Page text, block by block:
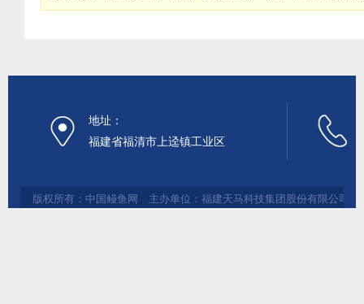
地址：
福建省福清市上迳镇工业区
版权所有：中国鳗鱼网 主办单位：福建天马科技集团股份有限公司